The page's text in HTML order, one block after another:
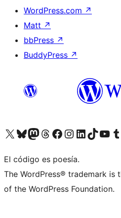
WordPress.com ↗
Matt ↗
bbPress ↗
BuddyPress ↗
Visita nuestra cuenta de X (anteriormente Twitter)
Visita nuestra cuenta de Bluesky
Visita nuestra cuenta de Mastodon
Visita nuestra cuenta de Threads
Visita nuestra página de Facebook
Visita nuestra cuenta de Instagram
Visita nuestra cuenta de LinkedIn
Visita nuestra cuenta de TikTok
Visita nuestroVisita
El código es poesía.
The WordPress® trademark
of the WordPress Foundation.